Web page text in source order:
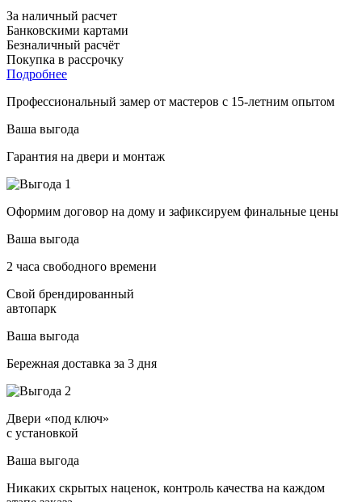
За наличный расчет
Банковскими картами
Безналичный расчёт
Покупка в рассрочку
Подробнее
Профессиональный замер от мастеров с 15-летним опытом
Ваша выгода
Гарантия на двери и монтаж
Оформим договор на дому и зафиксируем финальные цены
Ваша выгода
2 часа свободного времени
Свой брендированный
автопарк
Ваша выгода
Бережная доставка за 3 дня
Двери «под ключ»
с установкой
Ваша выгода
Никаких скрытых наценок, контроль качества на каждом